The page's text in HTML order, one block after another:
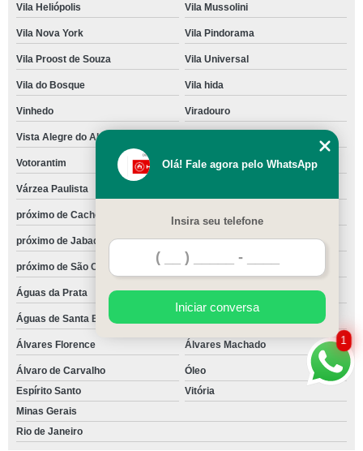
Vila Heliópolis Vila Mussolini
Vila Nova York Vila Pindorama
Vila Proost de Souza Vila Universal
Vila do Bosque Vila hida
Vinhedo Viradouro
Vista Alegre do Alto
Votorantim Votuporanga
Várzea Paulista
próximo de Cachoeirinha próximo de Casa Verde
próximo de Jabaquara próximo de Mandaqui
próximo de São Caetano do Sul são Joaquim
Águas da Prata Águas de Lindóia
Águas de Santa Bárbara
Álvares Florence Álvares Machado
Álvaro de Carvalho
Óleo
Espírito Santo
Vitória
Minas Gerais
Rio de Janeiro
1
Olá! Fale agora pelo WhatsApp
Insira seu telefone
Iniciar conversa